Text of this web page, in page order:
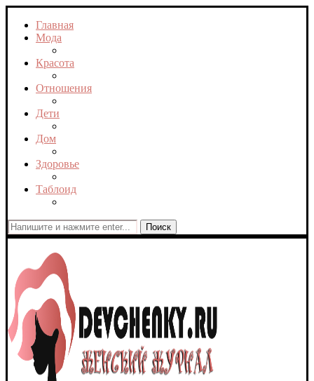
Главная
Мода
Красота
Отношения
Дети
Дом
Здоровье
Таблоид
Поиск